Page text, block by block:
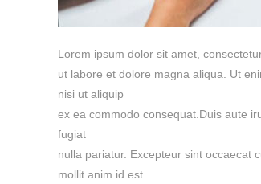
Lorem ipsum dolor sit amet,
ut labore et dolore magna aliqua. Ut
nisi ut aliquip
ex ea commodo consequat.Duis aute
fugiat
nulla pariatur. Excepteur sint occaecat
mollit anim id est